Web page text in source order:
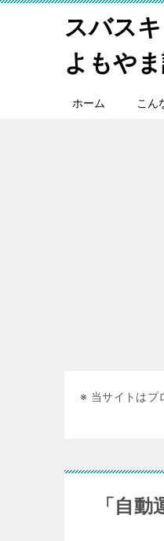
スバス
よもや
ホーム こん
※ 当サイトはプ
「自